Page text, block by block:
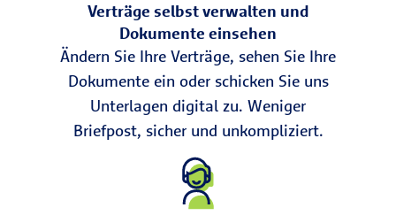
Verträge selbst verwalten und
Dokumente einsehen
Ändern Sie Ihre Verträge, sehen Sie Ihre
Dokumente ein oder schicken Sie uns
Unterlagen digital zu. Weniger
Briefpost, sicher und unkompliziert.